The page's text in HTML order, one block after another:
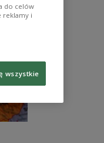
do celów
reklamy i
wszystkie